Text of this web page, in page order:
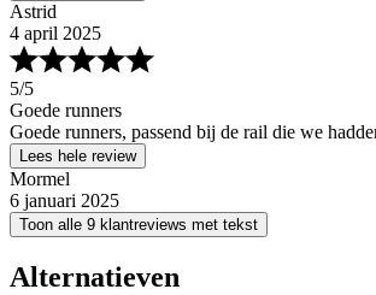
Astrid
4 april 2025
5/5
Goede runners
Goede runners, passend bij de rail die we
Lees hele review
Mormel
6 januari 2025
Toon alle 9 klantreviews met tekst
Alternatieven